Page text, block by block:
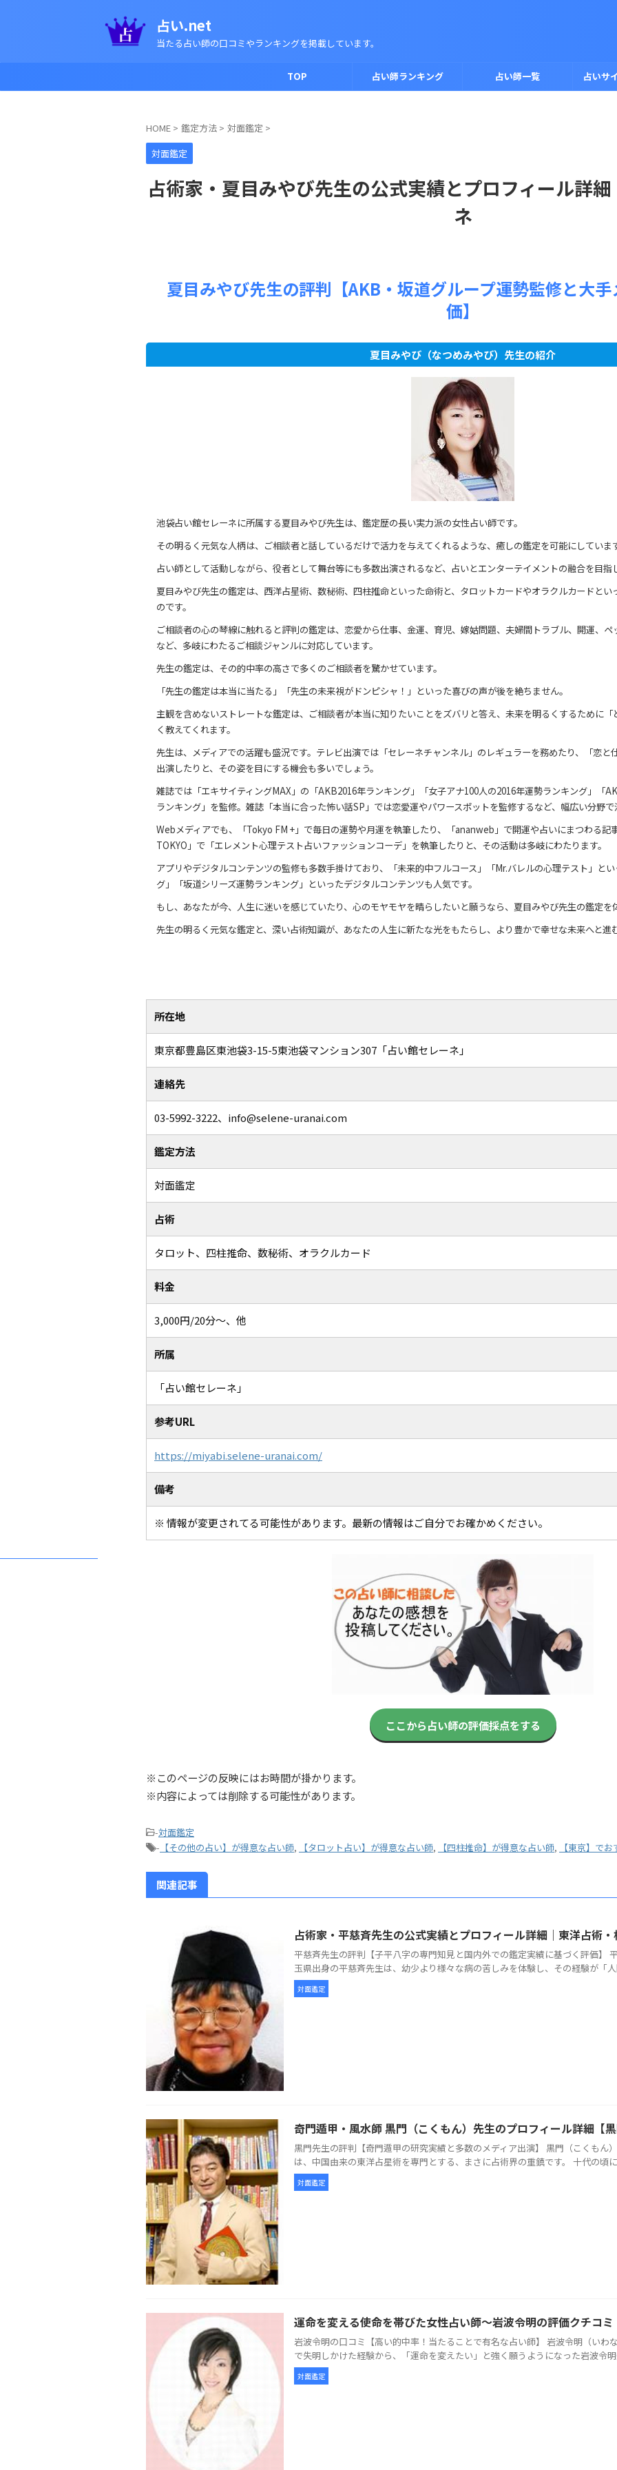
占い.net
当たる占い師の口コミやランキングを掲載しています。
TOP 占い師ランキング 占い師一覧 占いサ
HOME > 鑑定方法 > 対面鑑定 >
対面鑑定
占術家・夏目みやび先生の公式実績とプロフィール詳
ネ
夏目みやび先生の評判【AKB・坂道グループ運勢監修と大
価】
夏目みやび（なつめみやび）先生の紹介
池袋占い館セレーネに所属する夏目みやび先生は、鑑定歴の長い実力派の女性占い師です。
その明るく元気な人柄は、ご相談者と話しているだけで活力を与えてくれるような、癒しの鑑定を可能にしていま
占い師として活動しながら、役者として舞台等にも多数出演されるなど、占いとエンターテイメントの融合を目指
夏目みやび先生の鑑定は、西洋占星術、数秘術、四柱推命といった命術と、タロットカードやオラクルカードと
のです。
ご相談者の心の琴線に触れると評判の鑑定は、恋愛から仕事、金運、育児、嫁姑問題、夫婦間トラブル、開運、
など、多岐にわたるご相談ジャンルに対応しています。
先生の鑑定は、その的中率の高さで多くのご相談者を驚かせています。
「先生の鑑定は本当に当たる」「先生の未来視がドンピシャ！」といった喜びの声が後を絶ちません。
主観を含めないストレートな鑑定は、ご相談者が本当に知りたいことをズバリと答え、未来を明るくするために
く教えてくれます。
先生は、メディアでの活躍も盛況です。テレビ出演では「セレーネチャンネル」のレギュラーを務めたり、「恋と
出演したりと、その姿を目にする機会も多いでしょう。
雑誌では「エキサイティングMAX」の「AKB2016年ランキング」「女子アナ100人の2016年運勢ランキング」「
ランキング」を監修。雑誌「本当に合った怖い話SP」では恋愛運やパワースポットを監修するなど、幅広い分野で
Webメディアでも、「Tokyo FM +」で毎日の運勢や月運を執筆したり、「ananweb」で開運や占いにまつわる記
TOKYO」で「エレメント心理テスト占いファッションコーデ」を執筆したりと、その活動は多岐にわたります。
アプリやデジタルコンテンツの監修も多数手掛けており、「未来的中フルコース」「Mr.バレルの心理テスト」と
グ」「坂道シリーズ運勢ランキング」といったデジタルコンテンツも人気です。
もし、あなたが今、人生に迷いを感じていたり、心のモヤモヤを晴らしたいと願うなら、夏目みやび先生の鑑定を
先生の明るく元気な鑑定と、深い占術知識が、あなたの人生に新たな光をもたらし、より豊かで幸せな未来へと進
所在地
東京都豊島区東池袋3-15-5東池袋マンション307「占い館セレーネ」
連絡先
03-5992-3222、info@selene-uranai.com
鑑定方法
対面鑑定
占術
タロット、四柱推命、数秘術、オラクルカード
料金
3,000円/20分～、他
所属
「占い館セレーネ」
参考URL
https://miyabi.selene-uranai.com/
備考
※ 情報が変更されてる可能性があります。最新の情報はご自分でお確かめください。
ここから占い師の評価採点をする
※このページの反映にはお時間が掛かります。
※内容によっては削除する可能性があります。
-対面鑑定
- 【その他の占い】が得意な占い師, 【タロット占い】が得意な占い師, 【四柱推命】が得意な占い師, 【東京】で
関連記事
占術家・平慈斉先生の公式実績とプロフィール詳細｜東洋占術・
平慈斉先生の評判【子平八字の専門知見と国内外での鑑定実績に基づく評価】
玉県出身の平慈斉先生は、幼少より様々な病の苦しみを体験し、その経験が「
対面鑑定
奇門遁甲・風水師 黒門（こくもん）先生のプロフィール詳細【黒
黒門先生の評判【奇門遁甲の研究実績と多数のメディア出演】 黒門（こくもん
は、中国由来の東洋占星術を専門とする、まさに占術界の重鎮です。 十代の頃
対面鑑定
運命を変える使命を帯びた女性占い師～岩波令明の評価クチコミ
岩波令明の口コミ【高い的中率！当たることで有名な占い師】 岩波令明（いわ
で失明しかけた経験から、「運命を変えたい」と強く願うようになった岩波令
対面鑑定